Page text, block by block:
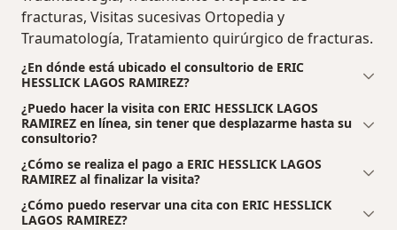
fracturas, Visitas sucesivas Ortopedia y
Traumatología, Tratamiento quirúrgico de fracturas.
¿En dónde está ubicado el consultorio de ERIC
HESSLICK LAGOS RAMIREZ?
¿Puedo hacer la visita con ERIC HESSLICK LAGOS
RAMIREZ en línea, sin tener que desplazarme hasta su
consultorio?
¿Cómo se realiza el pago a ERIC HESSLICK LAGOS
RAMIREZ al finalizar la visita?
¿Cómo puedo reservar una cita con ERIC HESSLICK
LAGOS RAMIREZ?